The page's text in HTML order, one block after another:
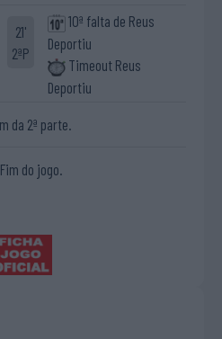
21'
2ªP
10ª falta de Reus
Deportiu
Timeout Reus
Deportiu
da 2ª parte.
Fim do jogo.